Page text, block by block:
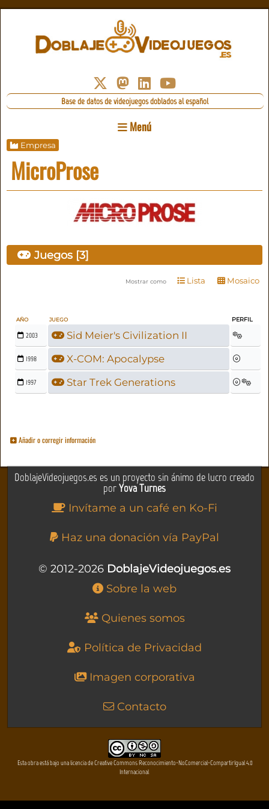
Base de datos de videojuegos doblados al español
Menú
Empresa
MicroProse
Juegos [3]
Mostrar como Lista Mosaico
AÑO JUEGO PERFIL
2003 Sid Meier's Civilization II
1998 X-COM: Apocalypse
1997 Star Trek Generations
Añadir o corregir información
DoblajeVideojuegos.es es un proyecto sin ánimo de lucro creado
porYova Turnes
Invítame a un café en Ko-Fi
Haz una donación vía PayPal
© 2012-2026 DoblajeVideojuegos.es
Sobre la web
Quienes somos
Política de Privacidad
Imagen corporativa
Contacto
Esta obra está bajo una licencia de Creative Commons Reconocimiento-NoComercial-CompartirIgual 4.0
Internacional